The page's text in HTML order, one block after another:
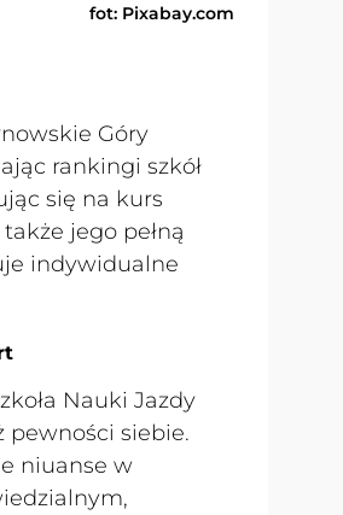
fot: Pixabay.com
Góry
rankingi szkół
się na kurs
jego pełną
indywidualne
Nauki Jazdy
pewności siebie.
niuanse w